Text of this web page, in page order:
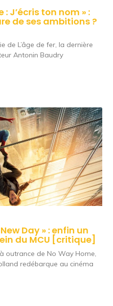
J’écris ton nom » :
de ses ambitions ?
de L’âge de fer, la dernière
Antonin Baudry
Day » : enfin un
du MCU [critique]
outrance de No Way Home,
redébarque au cinéma